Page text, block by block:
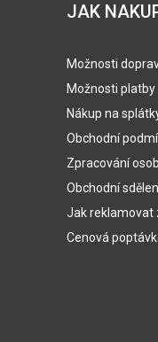
JAK
Možnosti
Možnosti platby
Nákup na
Obchodní
Zpracování
Obchodní
Jak reklamovat
Cenová